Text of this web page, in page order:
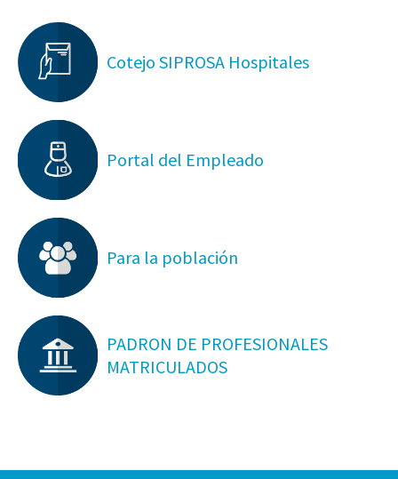
Cotejo SIPROSA Hospitales
Portal del Empleado
Para la población
PADRON DE PROFESIONALES
MATRICULADOS